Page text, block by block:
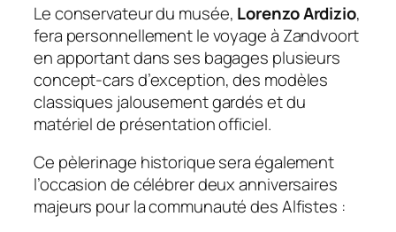
Le conservateur du musée, Lorenzo Ardizio,
fera personnellement le voyage à Zandvoort
en apportant dans ses bagages plusieurs
concept-cars d’exception, des modèles
classiques jalousement gardés et du
matériel de présentation officiel.
Ce pèlerinage historique sera également
l’occasion de célébrer deux anniversaires
majeurs pour la communauté des Alfistes :